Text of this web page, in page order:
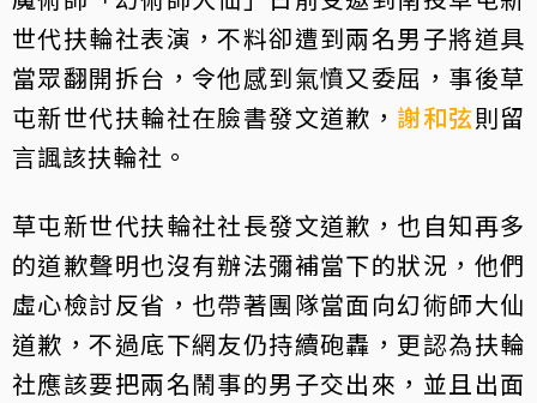
世代扶輪社表演，不料卻遭到兩名男子將道具
當眾翻開拆台，令他感到氣憤又委屈，事後草
屯新世代扶輪社在臉書發文道歉， 謝和弦則留
言諷該扶輪社。
草屯新世代扶輪社社長發文道歉，也自知再多
的道歉聲明也沒有辦法彌補當下的狀況，他們
虛心檢討反省，也帶著團隊當面向幻術師大仙
道歉，不過底下網友仍持續砲轟，更認為扶輪
社應該要把兩名鬧事的男子交出來，並且出面